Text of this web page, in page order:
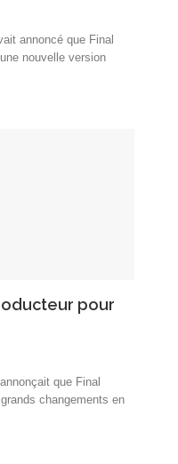
annoncé que Final
nouvelle version
pour
que Final
changements en